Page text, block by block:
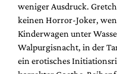
weniger Ausdruck.
keinen Horror-Joker,
Kinderwagen unter
Walpurgisnacht, in der
ein erotisches